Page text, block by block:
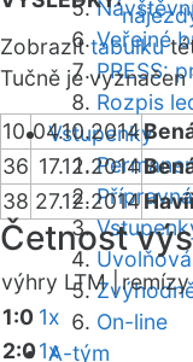
Veřejné
PRESS:
Rozpis
Vstupenky
On-line
A-tým
Zobrazittabulku
Tučně je
10 04.10.2014
36 17.12.2014
38 27.12.2014
Četnost
výhry LTM |
1:0 1x
2:01x